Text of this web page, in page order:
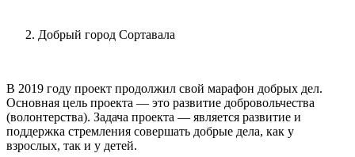
Добрый город Сортавала
В 2019 году проект продолжил свой марафон добрых дел.
Основная цель проекта — это развитие добровольчества
(волонтерства). Задача проекта — является развитие и
поддержка стремления совершать добрые дела, как у
взрослых, так и у детей.